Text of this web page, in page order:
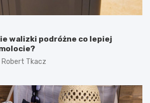
walizki podróżne co lepiej
Robert Tkacz